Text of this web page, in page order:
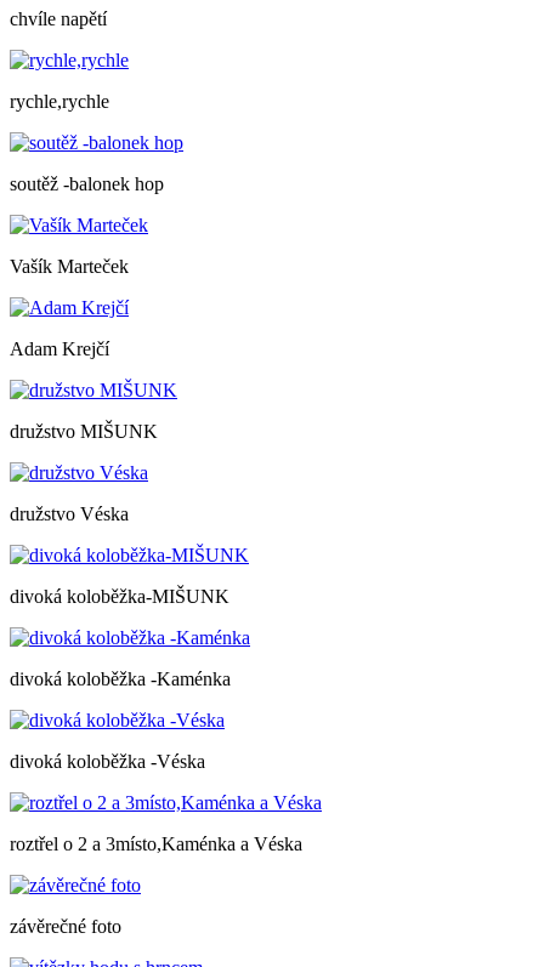
chvíle napětí
rychle,rychle
soutěž -balonek hop
Vašík Marteček
Adam Krejčí
družstvo MIŠUNK
družstvo Véska
divoká koloběžka-MIŠUNK
divoká koloběžka -Kaménka
divoká koloběžka -Véska
roztřel o 2 a 3místo,Kaménka a Véska
závěrečné foto